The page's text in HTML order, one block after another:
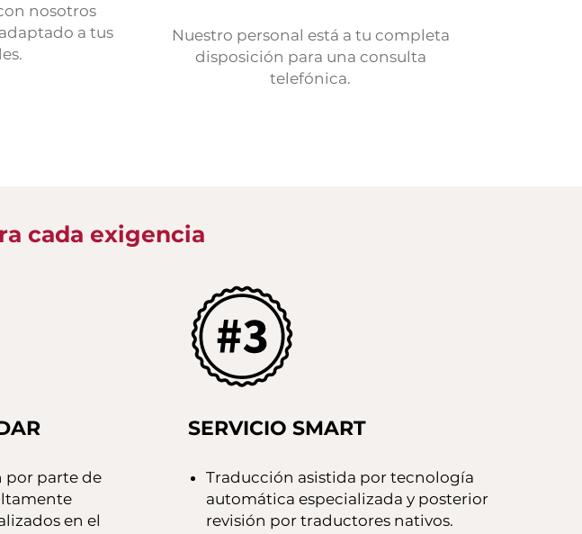
nosotros
a tus
Nuestro personal está a tu completa
disposición para una consulta
telefónica.
cada exigencia
por parte de
en el
SERVICIO SMART
Traducción asistida por tecnología
automática especializada y posterior
revisión por traductores nativos.